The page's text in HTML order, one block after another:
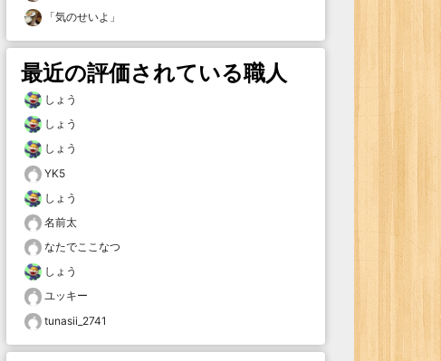
「気のせいよ 」
最近の評価されている職人
しょう
しょう
しょう
YK5
しょう
名前太
なたでここなつ
しょう
ユッキー
tunasii_2741